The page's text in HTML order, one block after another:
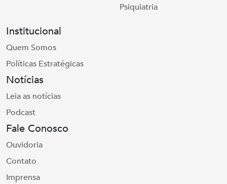
Psiquiatria
Institucional
Quem Somos
Políticas Estratégicas
Notícias
Leia as notícias
Podcast
Fale Conosco
Ouvidoria
Contato
Imprensa